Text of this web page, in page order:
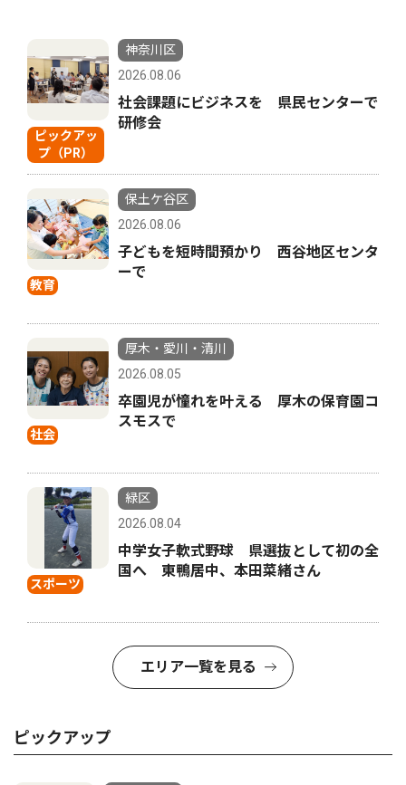
ピックアッ
プ（PR）
神奈川区
2026.08.06
社会課題にビジネスを 県民センターで
研修会
教育
保土ケ谷区
2026.08.06
子どもを短時間預かり 西谷地区センタ
ーで
社会
厚木・愛川・清川
2026.08.05
卒園児が憧れを叶える 厚木の保育園コ
スモスで
スポーツ
緑区
2026.08.04
中学女子軟式野球 県選抜として初の全
国へ 東鴨居中、本田菜緒さん
エリア一覧を見る
ピックアップ